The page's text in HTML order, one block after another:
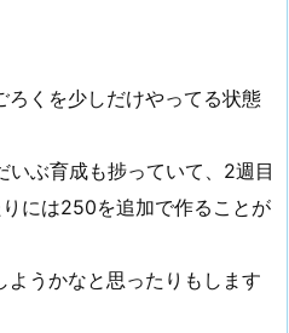
くを少しだけやってる状態
いぶ育成も捗っていて、2週目
には250を追加で作ることが
うかなと思ったりもします